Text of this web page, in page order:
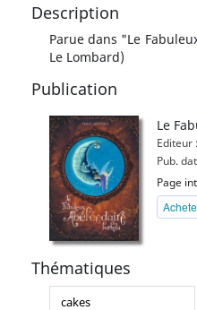
Description
Parue dans "Le
Le Lombard)
Publication
Le
Editeur :
Pub.
Page
Thématiques
cakes